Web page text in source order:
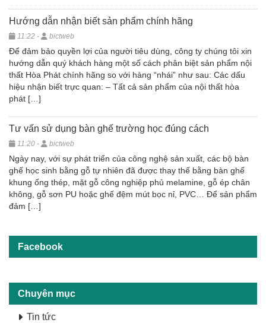
Hướng dẫn nhận biết sản phẩm chính hãng
11:22 - bictweb
Để đảm bảo quyền lợi của người tiêu dùng, công ty chúng tôi xin
hướng dẫn quý khách hàng một số cách phân biệt sản phẩm nội
thất Hòa Phát chính hãng so với hàng “nhái” như sau: Các dấu
hiệu nhận biết trực quan: – Tất cả sản phẩm của nội thất hòa
phát […]
Tư vấn sử dụng bàn ghế trường học đúng cách
11:20 - bictweb
Ngày nay, với sự phát triển của công nghệ sản xuất, các bộ bàn
ghế học sinh bằng gỗ tự nhiên đã được thay thế bằng bàn ghế
khung ống thép, mặt gỗ công nghiệp phủ melamine, gỗ ép chân
không, gỗ sơn PU hoặc ghế đệm mút bọc nỉ, PVC… Để sản phẩm
đảm […]
Facebook
Chuyên mục
Tin tức